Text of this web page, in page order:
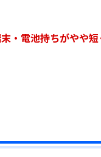
・電池持ちがやや